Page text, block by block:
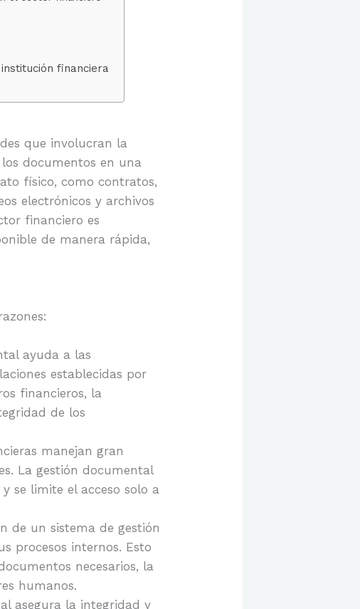
financiera
que involucran la
documentos en una
físico, como contratos,
electrónicos y archivos
financiero es
de manera rápida,
ayuda a las
establecidas por
financieros, la
de los
manejan gran
La gestión documental
se limite el acceso solo a
de un sistema de gestión
procesos internos. Esto
necesarios, la
humanos.
asegura la integridad y